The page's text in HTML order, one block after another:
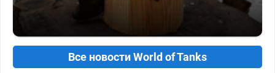
Все новости World of Tanks